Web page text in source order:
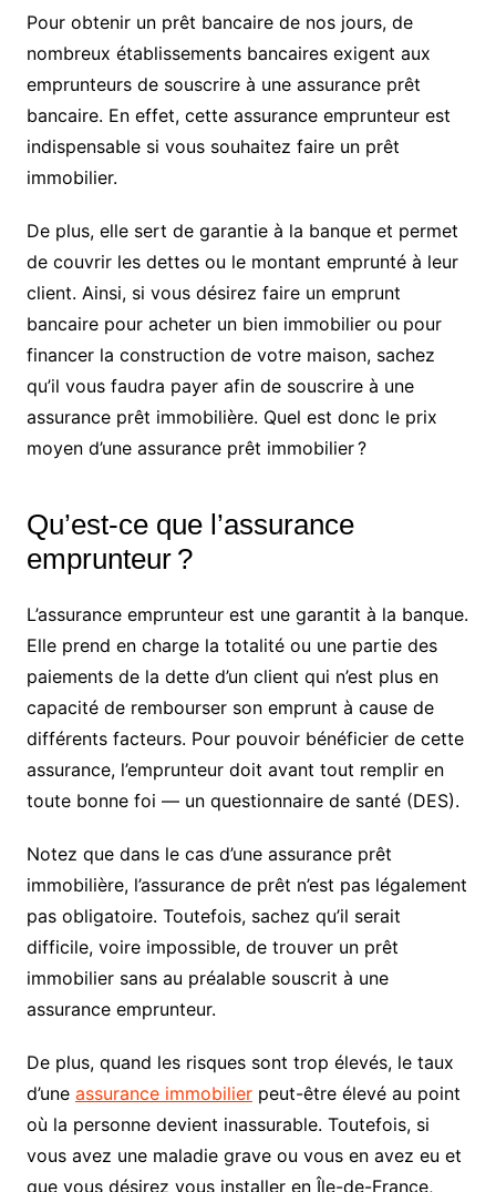
Pour obtenir un prêt bancaire de nos jours, de
nombreux établissements bancaires exigent aux
emprunteurs de souscrire à une assurance prêt
bancaire. En effet, cette assurance emprunteur est
indispensable si vous souhaitez faire un prêt
immobilier.
De plus, elle sert de garantie à la banque et permet
de couvrir les dettes ou le montant emprunté à leur
client. Ainsi, si vous désirez faire un emprunt
bancaire pour acheter un bien immobilier ou pour
financer la construction de votre maison, sachez
qu’il vous faudra payer afin de souscrire à une
assurance prêt immobilière. Quel est donc le prix
moyen d’une assurance prêt immobilier ?
Qu’est-ce que l’assurance
emprunteur ?
L’assurance emprunteur est une garantit à la banque.
Elle prend en charge la totalité ou une partie des
paiements de la dette d’un client qui n’est plus en
capacité de rembourser son emprunt à cause de
différents facteurs. Pour pouvoir bénéficier de cette
assurance, l’emprunteur doit avant tout remplir en
toute bonne foi — un questionnaire de santé (DES).
Notez que dans le cas d’une assurance prêt
immobilière, l’assurance de prêt n’est pas légalement
pas obligatoire. Toutefois, sachez qu’il serait
difficile, voire impossible, de trouver un prêt
immobilier sans au préalable souscrit à une
assurance emprunteur.
De plus, quand les risques sont trop élevés, le taux
d’une assurance immobilierpeut-être élevé au point
où la personne devient inassurable. Toutefois, si
vous avez une maladie grave ou vous en avez eu et
que vous désirez vous installer en Île-de-France,